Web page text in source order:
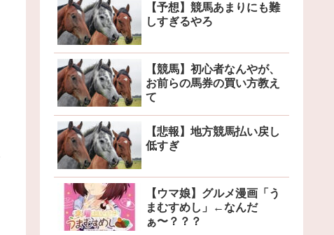
【予想】競馬あまりにも難
しすぎるやろ
【競馬】初心者なんやが、
お前らの馬券の買い方教え
て
【悲報】地方競馬払い戻し
低すぎ
【ウマ娘】グルメ漫画「う
まむすめし」←なんだ
ぁ〜？？？